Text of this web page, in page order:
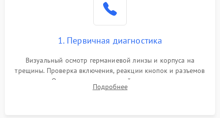
Экран (дисплей)1. Первичная диагностика
Визуальный осмотр германиевой линзы и корпуса на
трещины. Проверка включения, реакции кнопок и разъемов
зарядки. Оценка вывода тепловой сигнатуры на экран,
проверка базовых функций и считывание системных
Подробнее